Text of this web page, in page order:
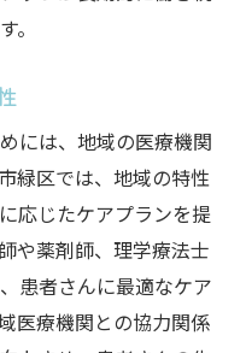
。
には、地域の医療機関
緑区では、地域の特性
応じたケアプランを提
や薬剤師、理学療法士
患者さんに最適なケア
医療機関との協力関係